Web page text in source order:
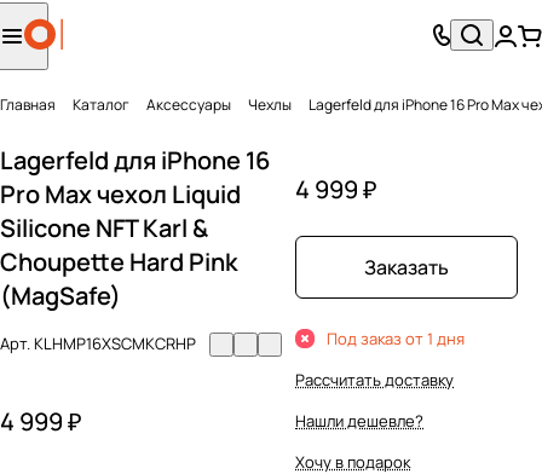
Главная Каталог Аксесcуары Чехлы Lagerfeld для iPhone 16 Pro Max
Lagerfeld для iPhone 16
Pro Max чехол Liquid
Silicone NFT Karl &
Choupette Hard Pink
(MagSafe)
Арт.KLHMP16XSCMKCRHP
4 999 ₽
4 999 ₽
Заказать
Под заказ от 1 дня
Рассчитать доставку
Нашли дешевле?
Хочу в подарок